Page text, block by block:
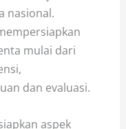
nasional.
mulai dari
dan evaluasi.
aspek